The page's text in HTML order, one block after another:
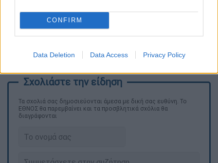
CONFIRM
Data Deletion Data Access Privacy Policy
video
Τα σχολιά σας δημοσιεύονται άμεσα με δική σας ευθύνη. Το
ΕΘΝΟΣ θα παρεμβαίνει και τα προσβλητικά σχόλια θα
διαγράφονται